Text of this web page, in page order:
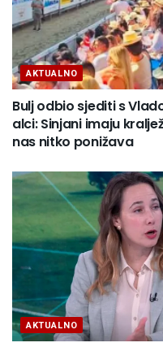
AKTUALNO
Bulj odbio sjediti s
alci: Sinjani imaju
nas nitko ponižava
AKTUALNO